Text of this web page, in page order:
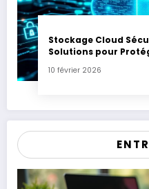
Stockage Cloud
Solutions pour
Sensibles
10 février 2026